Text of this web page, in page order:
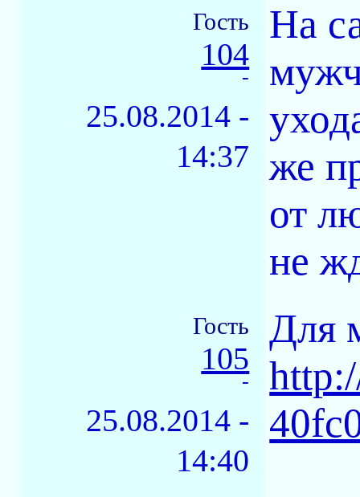
Гость
104
-
25.08.2014 -
14:37
На
же
от
не
Гость
105
-
25.08.2014 -
14:40
Для